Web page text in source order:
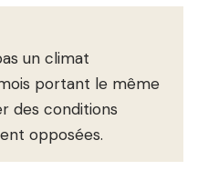
un climat
portant le même
des conditions
opposées.